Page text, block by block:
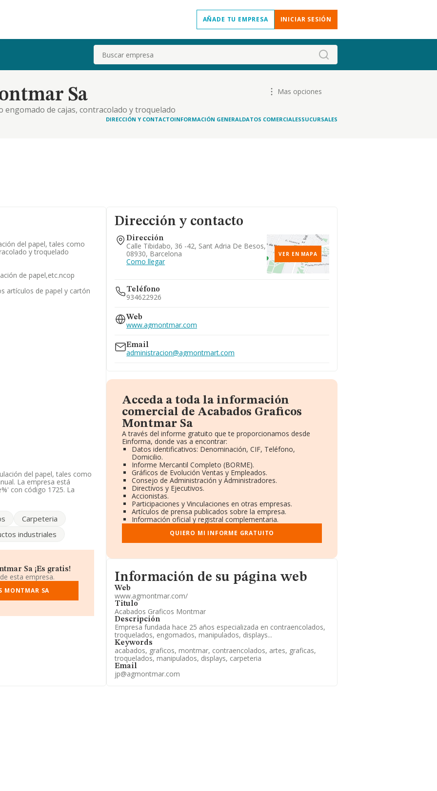
AÑADE TU EMPRESA INICIAR SESIÓN
Buscar
Sa
de cajas, contracolado y troquelado
Mas opciones
DIRECCIÓN Y CONTACTOINFORMACIÓN GENERALDATOS COMERCIALESSUCURSALES
del papel, tales como
y troquelado
de papel,etc.ncop
artículos de papel y cartón
del papel, tales como
La empresa está
con código 1725. La
por encima de la media de
de teléfono
. Su página web es
su domicilio social
Besós, provincia de
estima que el promedio
Carpeteria
industriales
Sa ¡Es gratis!
esta empresa.
MONTMAR SA
Dirección y contacto
Dirección
Calle Tibidabo, 36 -42, Sant Adria De Besos,
08930, Barcelona
Como llegar
VER EN MAPA
Teléfono
934622926
Web
www.agmontmar.com
Email
administracion@agmontmart.com
Acceda a toda la información
comercial de Acabados Graficos
Montmar Sa
A través del informe gratuito que te proporcionamos desde
Einforma, donde vas a encontrar:
Datos identificativos: Denominación, CIF, Teléfono,
Domicilio.
Informe Mercantil Completo (BORME).
Gráficos de Evolución Ventas y Empleados.
Consejo de Administración y Administradores.
Directivos y Ejecutivos.
Accionistas.
Participaciones y Vinculaciones en otras empresas.
Artículos de prensa publicados sobre la empresa.
Información oficial y registral complementaria.
QUIERO MI INFORME GRATUITO
Informacion de su página web
Información de su página web
Web
www.agmontmar.com/
Titulo
Acabados Graficos Montmar
Descripción
Empresa fundada hace 25 años especializada en contraencolados,
troquelados, engomados, manipulados, displays...
Keywords
acabados, graficos, montmar, contraencolados, artes, graficas,
troquelados, manipulados, displays, carpeteria
Email
jp@agmontmar.com